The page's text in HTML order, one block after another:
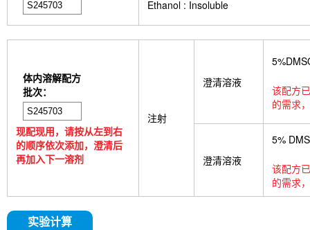
Ethanol : Insoluble
体内溶解配方
批次：
现配现用，请按从左到右
的顺序依次添加，澄清后
再加入下一溶剂
注射
澄清溶液
该配方
的需求
澄清溶液
5%
该配方
的需求
实验计算